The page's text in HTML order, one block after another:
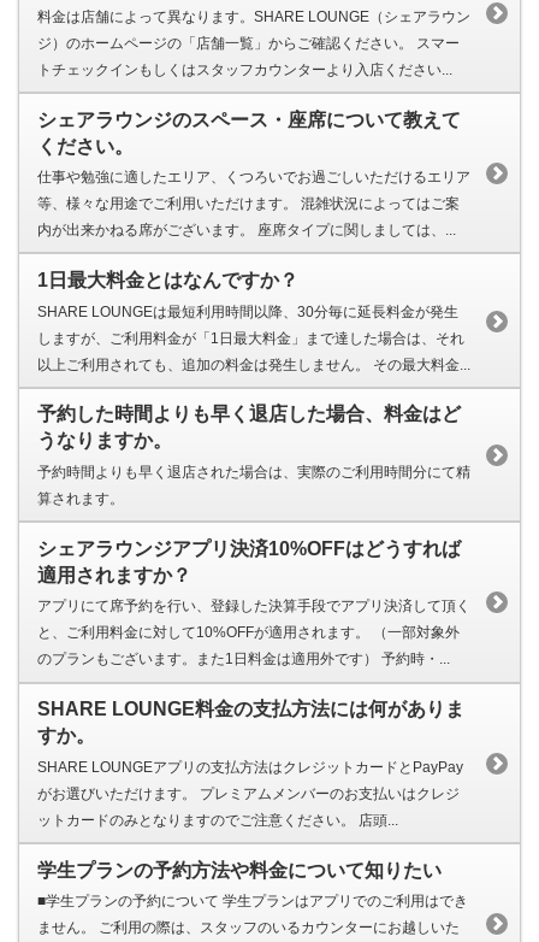
料金は店舗によって異なります。SHARE LOUNGE（シェアラウン
ジ）のホームページの「店舗一覧」からご確認ください。 スマー
トチェックインもしくはスタッフカウンターより入店ください...
シェアラウンジのスペース・座席について教えて
ください。
仕事や勉強に適したエリア、くつろいでお過ごしいただけるエリア
等、様々な用途でご利用いただけます。 混雑状況によってはご案
内が出来かねる席がございます。 座席タイプに関しましては、...
1日最大料金とはなんですか？
SHARE LOUNGEは最短利用時間以降、30分毎に延長料金が発生
しますが、ご利用料金が「1日最大料金」まで達した場合は、それ
以上ご利用されても、追加の料金は発生しません。 その最大料金...
予約した時間よりも早く退店した場合、料金はど
うなりますか。
予約時間よりも早く退店された場合は、実際のご利用時間分にて精
算されます。
シェアラウンジアプリ決済10%OFFはどうすれば
適用されますか？
アプリにて席予約を行い、登録した決算手段でアプリ決済して頂く
と、ご利用料金に対して10%OFFが適用されます。 （一部対象外
のプランもございます。また1日料金は適用外です） 予約時・...
SHARE LOUNGE料金の支払方法には何がありま
すか。
SHARE LOUNGEアプリの支払方法はクレジットカードとPayPay
がお選びいただけます。 プレミアムメンバーのお支払いはクレジ
ットカードのみとなりますのでご注意ください。 店頭...
学生プランの予約方法や料金について知りたい
■学生プランの予約について 学生プランはアプリでのご利用はでき
ません。 ご利用の際は、スタッフのいるカウンターにお越しいた